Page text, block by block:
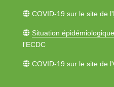
COVID-19 sur le site de l'
Situation
l'ECDC
COVID-19 sur le site de​ l'